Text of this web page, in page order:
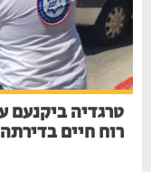
רוח חיים